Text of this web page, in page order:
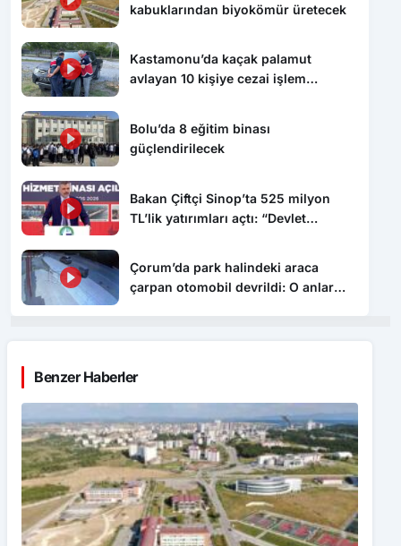
kabuklarından biyokömür üretecek
Kastamonu’da kaçak palamut
avlayan 10 kişiye cezai işlem
Bolu’da 8 eğitim binası
güçlendirilecek
Bakan Çiftçi Sinop’ta 525 milyon
TL’lik yatırımları açtı: “Devlet
Çorum’da park halindeki araca
çarpan otomobil devrildi: O anlar
Benzer Haberler